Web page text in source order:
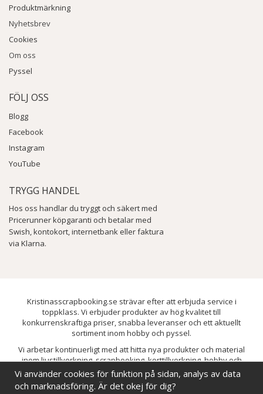
Produktmärkning
Nyhetsbrev
Cookies
Om oss
Pyssel
FÖLJ OSS
Blogg
Facebook
Instagram
YouTube
TRYGG HANDEL
Hos oss handlar du tryggt och säkert med
Pricerunner köpgaranti och betalar med
Swish, kontokort, internetbank eller faktura
via Klarna.
Kristinasscrapbooking.se strävar efter att erbjuda service i
toppklass. Vi erbjuder produkter av hög kvalitet till
konkurrenskraftiga priser, snabba leveranser och ett aktuellt
sortiment inom hobby och pyssel.
Vi arbetar kontinuerligt med att hitta nya produkter och material
inom ljustillverkning, scrapbooking, korttillverkning, hobby och
pyssel. Målet är att bredda sortimentet och löpande förbättra och
utveckla vårt utbud, så att du alltid kan hitta det du behöver hos oss.
Vi använder cookies för funktion på sidan, analys av data
och marknadsföring. Är det okej för dig?